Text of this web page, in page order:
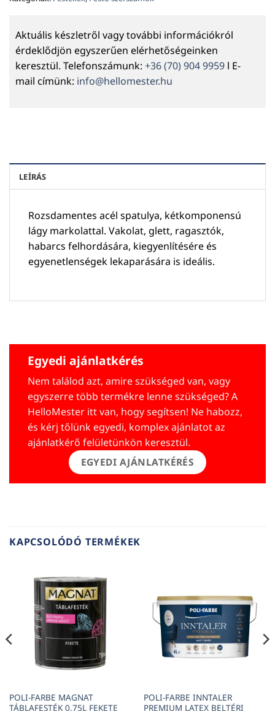
Aktuális készletről vagy további információkról
érdeklődjön egyszerűen elérhetőségeinken
keresztül. Telefonszámunk: +36 (70) 904 9959 l E-
mail címünk: info@hellomester.hu
LEÍRÁS
Rozsdamentes acél spatulya, kétkomponensú
lágy markolattal. Vakolat, glett, ragasztók,
habarcs felhordására, kiegyenlítésére és
egyenetlenségek lekaparására is ideális.
Egyedi ajánlatkérés
Nem találod azt, amire szükséged van, vagy
egyszerre több termékre lenne szükséged? A
HelloMester itt van, hogy segítsen! Ne habozz,
és kérj tőlünk egyedi, komplex ajánlatot az
ajánlatkérő felületünkön keresztül.
EGYEDI AJÁNLATKÉRÉS
KAPCSOLÓDÓ TERMÉKEK
POLI-FARBE MAGNAT
TÁBLAFESTÉK 0,75L FEKETE
POLI-FARBE INNTALER
PREMIUM LATEX BELTÉRI